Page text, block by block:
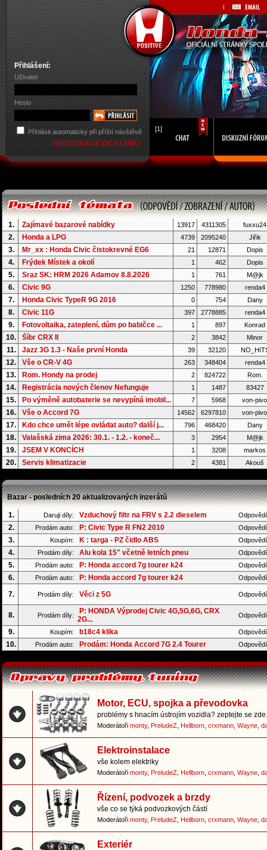
Přihlášení:
Uživatel
Heslo
Přihlásit automaticky při příští návštěvě
REGISTRACE DO KLUBU
[1]
1. Zajímavé bazarové nabídky 13917 4311305 fuxxu24
2. Honda a LPG 4739 2095240 Jiřik
3. Mr_xx : Honda Civic čistokrevné EG6 21 12871 Dopis
4. Frýdek Místek a okolí 1 462 Dopis
5. Sraz SK: HRM 2026 Adamov 8.8.2026 1 761 M@jk
6. Civic 9G 1250 778980 renda4
7. Honda Civic TypeR 9G 2016 0 754 Dany
8. Civic 11G 397 2778885 renda4
9. Fotovoltaika, zateplení, dům po babičce ... 1 897 Konrad
10. Śíbr CRX II 2 3842 Minor
11. Jazz 3G 1.3 - Naše první Honda 39 32120
12. Vše o CR-V 4G 263 348404 renda4
13. Rom. Hondy na prodej 2 824722 Rom.
14. Registrácia nových členov Nefunguje 1 1487 83427
15. Po výměně autobaterie se nevypíná imobil... 7 5968 von-
16. Vše o Accord 7G 14562 6297810 von-
17. Kdo chce umět lépe ovládat auto? další j... 796 468420 Dany
18. Valašská zima 2026: 30.1. - 1.2. - koneč... 3 2954 M@jk
19. JSEM V KONCÍCH 1 3208 markos
20. Servis klimatizacie 2 4381 Akouš
Bazar - posledních 20 aktualizovaných inzerátů
1. Daruji díly: Vzduchový filtr na FRV s 2.2 dieselem
2. Prodám auto: P: Civic Type R FN2 2010
3. Koupím: K : targa - PZ čidlo ABS
4. Prodám díly: Alu kola 15" včetně letních pneu
5. Prodám auto: P: Honda accord 7g tourer k24
6. Prodám auto: P: Honda accord 7g tourer k24
7. Prodám díly: Věci z 5G
8. Prodám díly:
P: HONDA Výprodej Civic 4G,5G,6G, CRX
2G...
9. Koupím: b18c4 klika
10. Prodám auto: Prodám: Honda Accord 7G 2.4 Tourer
Motor, ECU, spojka a převodovka
problémy s hnacím ústrojím vozidla? zeptejte se
Moderátoři monty, PreludeZ Hellborn crxmann Wayne
Elektroinstalace
vše kolem elektriky
Moderátoři monty, PreludeZ Hellborn crxmann Wayne
Řízení, podvozek a brzdy
vše co se týká podvozkových částí
Moderátoři monty, PreludeZ Hellborn crxmann Wayne
Exteriér